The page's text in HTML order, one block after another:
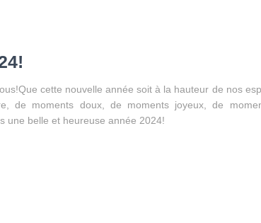
cette nouvelle année soit à la hauteur de nos
de moments doux, de moments joyeux, de
une belle et heureuse année 2024!